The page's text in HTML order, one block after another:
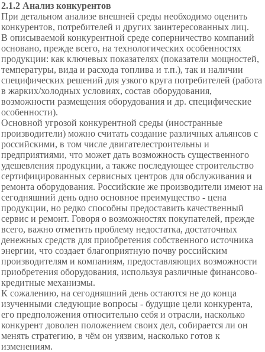
2.1.2 Анализ конкурентов
При детальном анализе внешней среды необходимо оценить
конкурентов, потребителей и других заинтересованных лиц.
В описываемой конкурентной среде соперничество компаний
основано, прежде всего, на технологических особенностях
продукции: как ключевых показателях (показатели мощностей,
температуры, вида и расхода топлива и т.п.), так и наличии
специфических решений для узкого круга потребителей (работа
в жарких/холодных условиях, состав оборудования,
возможности размещения оборудования и др. специфические
особенности).
Основной угрозой конкурентной среды (иностранные
производители) можно считать создание различных альянсов с
российскими, в том числе двигателестроительны и
предприятиями, что может дать возможность существенного
удешевления продукции, а также последующее строительство
сертифицированных сервисных центров для обслуживания и
ремонта оборудования. Российские же производители имеют на
сегодняшний день одно основное преимущество - цена
продукции, но редко способны предоставить качественный
сервис и ремонт. Говоря о возможностях покупателей, прежде
всего, важно отметить проблему недостатка, достаточных
денежных средств для приобретения собственного источника
энергии, что создает благоприятную почву российским
производителям и компаниям, предоставляющих возможности
приобретения оборудования, используя различные финансово-
кредитные механизмы.
К сожалению, на сегодняшний день остаются не до конца
изученными следующие вопросы - будущие цели конкурента,
его предположения относительно себя и отрасли, насколько
конкурент доволен положением своих дел, собирается ли он
менять стратегию, в чём он уязвим, насколько готов к
изменениям.